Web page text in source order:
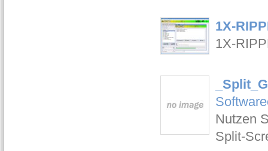
1X-
1X-
Nutzen
Split-